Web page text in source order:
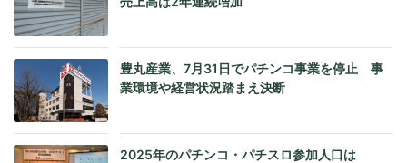
豊丸産業、7月31日でパチンコ事業を停止 事
業環境や経営状況踏まえ決断
2025年のパチンコ・パチスロ参加人口は